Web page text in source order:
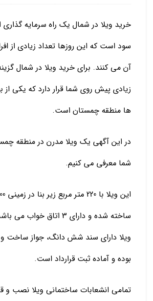
خرید ویلا در شمال یک راه سرمایه گذاری
سود است که این روزها تعداد زیادی از
آن می کنند. برای خرید ویلا در شمال
زیادی پیش روی شما قرار دارد که یکی از
ها منطقه چمستان است.
در این آگهی یک ویلا مدرن در منطقه
شما معرفی می کنیم.
ساخته شده و دارای 3 اتاق خواب می باشد.
ویلا دارای سند شش دانگ، جواز ساخت و
بوده و آماده ثبت قرارداد است.
تمامی انشعابات ساختمانی ویلا نصب و